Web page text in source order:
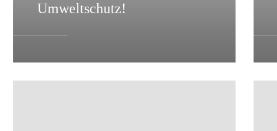
Umweltschutz!